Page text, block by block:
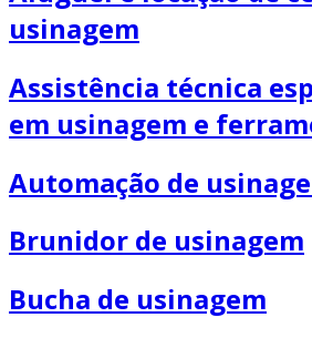
usinagem
Assistência técnica
em usinagem e
Automação de
Brunidor de usinagem
Bucha de usinagem